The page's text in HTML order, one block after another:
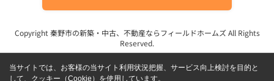
Copyright 秦野市の新築・中古、不動産ならフィールドホームズAll Rights
Reserved.
当サイトでは、お客様の当サイト利用状況把握、サービス向上検討を目的と
して、クッキー（Cookie）を使用しています。